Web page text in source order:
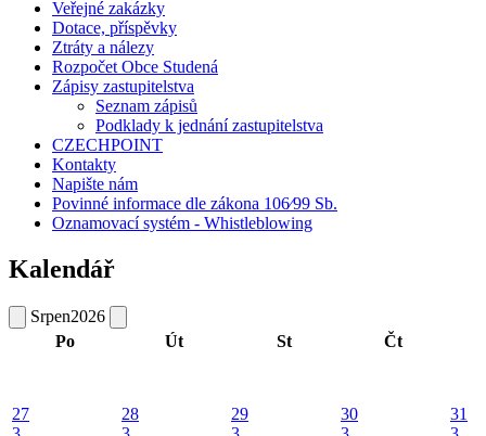
Veřejné zakázky
Dotace, příspěvky
Ztráty a nálezy
Rozpočet Obce Studená
Zápisy zastupitelstva
Seznam zápisů
Podklady k jednání zastupitelstva
CZECHPOINT
Kontakty
Napište nám
Povinné informace dle zákona 106⁄99 Sb.
Oznamovací systém - Whistleblowing
Kalendář
Srpen2026
Po
Út St Čt
27
28
29
30
31